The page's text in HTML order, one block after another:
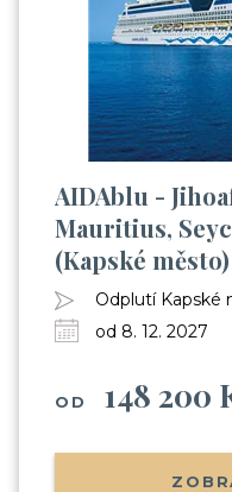
AIDAblu -
Mauritius,
(Kapské město)
Odplutí Kapské
od 8. 12. 2027
OD 148 200